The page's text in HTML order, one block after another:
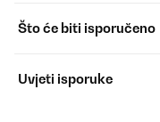
Što će biti isporučeno
Uvjeti isporuke